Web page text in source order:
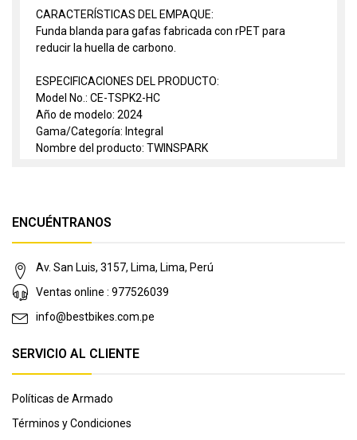
CARACTERÍSTICAS DEL EMPAQUE:
Funda blanda para gafas fabricada con rPET para
reducir la huella de carbono.
ESPECIFICACIONES DEL PRODUCTO:
Model No.: CE-TSPK2-HC
Año de modelo: 2024
Gama/Categoría: Integral
Nombre del producto: TWINSPARK
ENCUÉNTRANOS
Av. San Luis, 3157, Lima, Lima, Perú
Ventas online : 977526039
info@bestbikes.com.pe
SERVICIO AL CLIENTE
Políticas de Armado
Términos y Condiciones